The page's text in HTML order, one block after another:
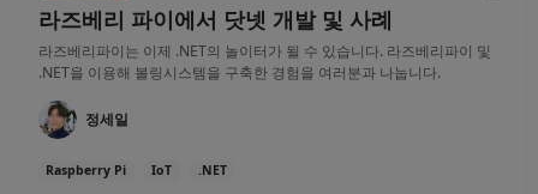
라즈베리 파이에서 닷넷 개발 및 사례
라즈베리파이는 이제 .NET의 놀이터가 될 수 있습니다. 라즈베리파이 및
.NET을 이용해 볼링시스템을 구축한 경험을 여러분과 나눕니다.
정세일
Raspberry Pi IoT .NET